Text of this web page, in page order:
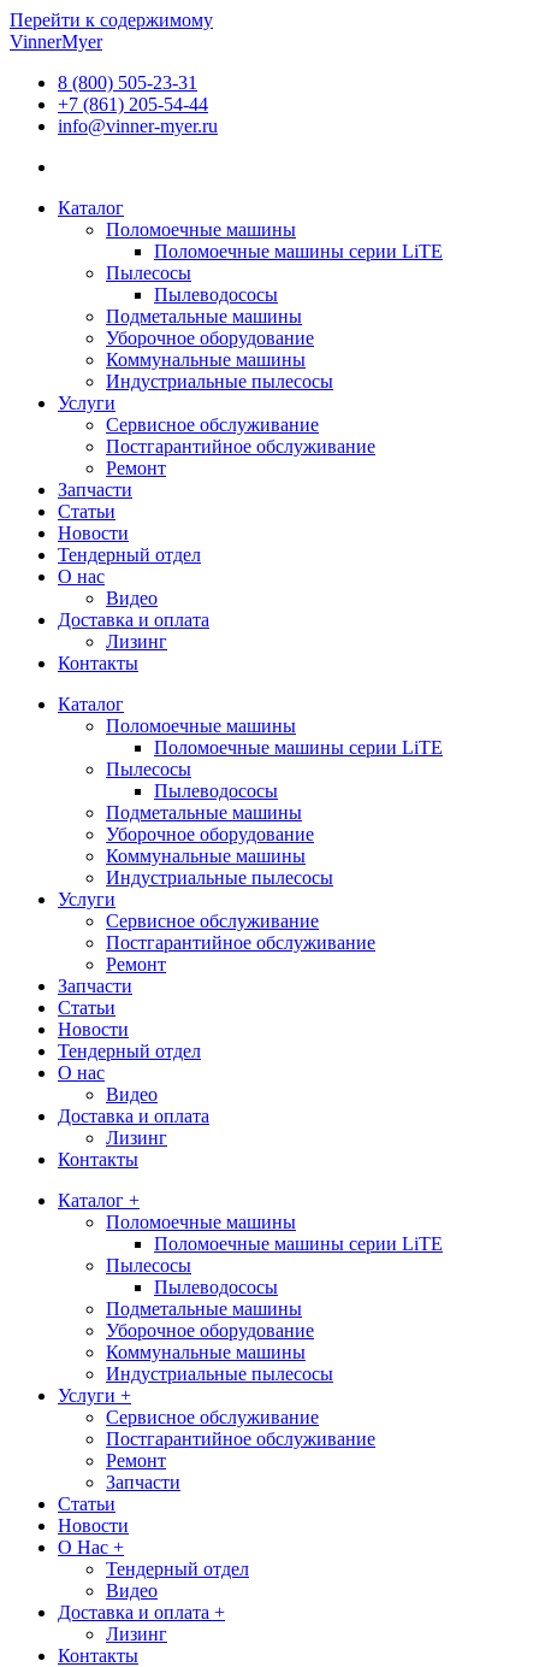
Перейти к содержимому
VinnerMyer
8 (800) 505-23-31
+7 (861) 205-54-44
info@vinner-myer.ru
Каталог
Поломоечные машины
Поломоечные машины серии LiTE
Пылесосы
Пылеводососы
Подметальные машины
Уборочное оборудование
Коммунальные машины
Индустриальные пылесосы
Услуги
Сервисное обслуживание
Постгарантийное обслуживание
Ремонт
Запчасти
Статьи
Новости
Тендерный отдел
О нас
Видео
Доставка и оплата
Лизинг
Контакты
Каталог
Поломоечные машины
Поломоечные машины серии LiTE
Пылесосы
Пылеводососы
Подметальные машины
Уборочное оборудование
Коммунальные машины
Индустриальные пылесосы
Услуги
Сервисное обслуживание
Постгарантийное обслуживание
Ремонт
Запчасти
Статьи
Новости
Тендерный отдел
О нас
Видео
Доставка и оплата
Лизинг
Контакты
Каталог +
Поломоечные машины
Поломоечные машины серии LiTE
Пылесосы
Пылеводососы
Подметальные машины
Уборочное оборудование
Коммунальные машины
Индустриальные пылесосы
Услуги +
Сервисное обслуживание
Постгарантийное обслуживание
Ремонт
Запчасти
Статьи
Новости
О Нас +
Тендерный отдел
Видео
Доставка и оплата +
Лизинг
Контакты